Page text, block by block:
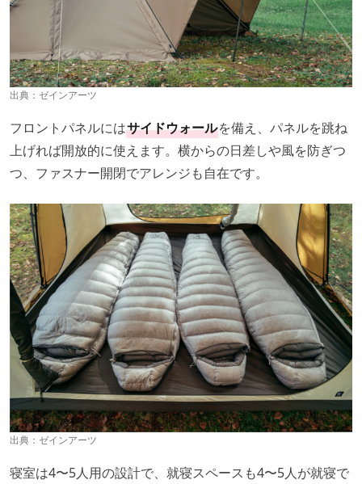
出典： ゼインアーツ
フロントパネルにはサイドウォールを備え、パネルを跳ね
上げれば開放的に使えます。横からの日差しや風を防ぎつ
つ、ファスナー開閉でアレンジも自在です。
出典： ゼインアーツ
寝室は4〜5人用の設計で、就寝スペースも4〜5人が就寝で